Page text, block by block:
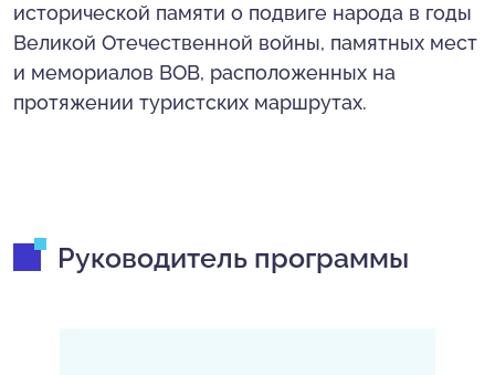
исторической памяти о подвиге народа в годы
Великой Отечественной войны, памятных мест
и мемориалов ВОВ, расположенных на
протяжении туристских маршрутах.
Руководитель программы